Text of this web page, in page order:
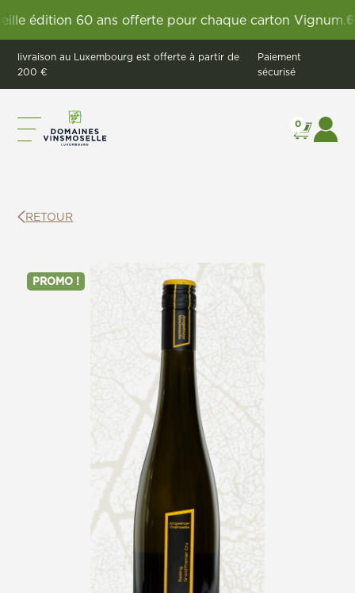
60 ans offerte pour chaque carton Vignum.60
livraison au Luxembourg est offerte à partir de
200 €
Paiement
sécurisé
0
RETOUR
PROMO !